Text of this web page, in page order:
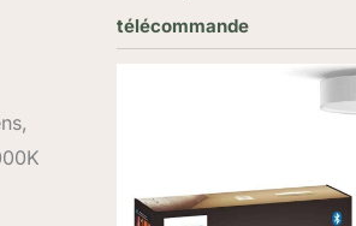
télécommande